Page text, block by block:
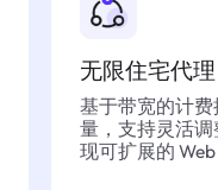
无限住宅代理
基于带宽的计费
量，支持灵活
现可扩展的 Web